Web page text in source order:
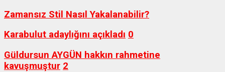
Zamansız Stil Nasıl Yakalanabilir?
Karabulut adaylığını açıkladı 0
Güldursun AYGÜN hakkın rahmetine
kavuşmuştur 2